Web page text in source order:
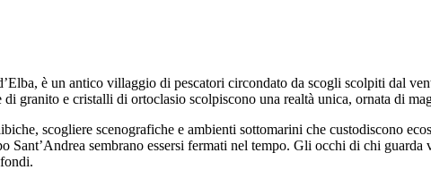
è un antico villaggio di pescatori circondato da scogli scolpiti dal
granito e cristalli di ortoclasio scolpiscono una realtà unica, ornata di
scogliere scenografiche e ambienti sottomarini che custodiscono
sembrano essersi fermati nel tempo. Gli occhi di chi